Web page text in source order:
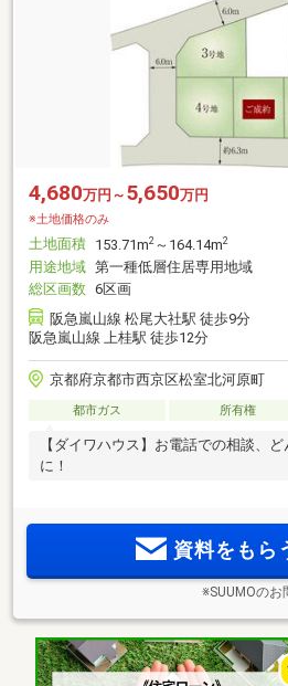
4,680万円～ 5,650万円
※土地価格のみ
土地面積 153.71m2 ～164.14m2
用途地域 第一種低層住居専用地域
総区画数 6区画
阪急嵐山線 松尾大社駅 徒歩9分
阪急嵐山線 上桂駅 徒歩12分
京都府京都市西京区松室北河原町
都市ガス 所有権
【ダイワハウス】お電話での相談、
に！
資料をもら
※SUUMOのお